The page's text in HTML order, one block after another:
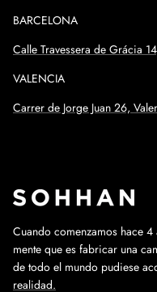
BARCELONA
Calle Travessera de Grácia
VALENCIA
Carrer de Jorge Juan 26,
Cuando comenzamos hace
mente que es fabricar una
de todo el mundo pudiese
realidad.